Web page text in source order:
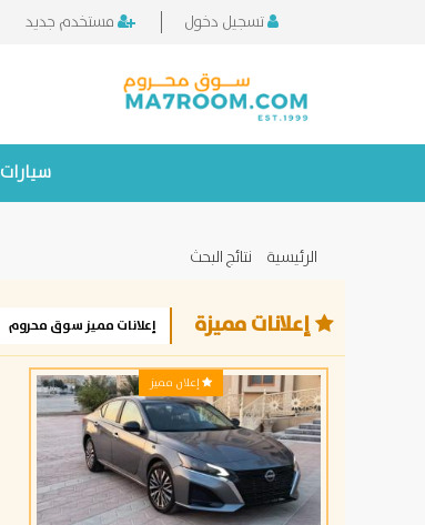
تسجيل دخول مستخدم جديد
سيارات
الرئيسية نتائج البحث
إعلانات مميزة إعلانات مميز سوق محروم
إعلان مميز